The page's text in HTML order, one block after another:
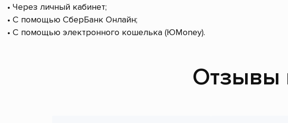
• Через личный кабинет;
• С помощью СберБанк Онлайн;
• С помощью электронного кошелька (ЮMoney).
Отзывы